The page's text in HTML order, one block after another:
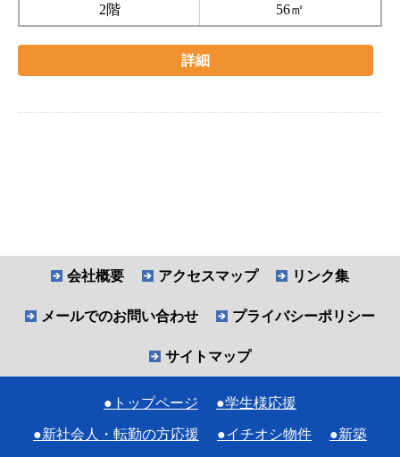
2階 56㎡
詳細
会社概要 アクセスマップ リンク集
メールでのお問い合わせ プライバシーポリシー
サイトマップ
●トップページ ●学生様応援
●新社会人・転勤の方応援 ●イチオシ物件 ●新築